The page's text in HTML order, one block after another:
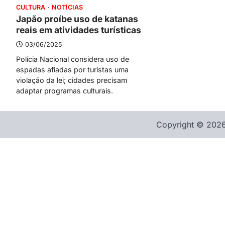
CULTURA NOTÍCIAS
Japão proíbe uso de katanas
reais em atividades turísticas
03/06/2025
Polícia Nacional considera uso de
espadas afiadas por turistas uma
violação da lei; cidades precisam
adaptar programas culturais.
Copyright ©